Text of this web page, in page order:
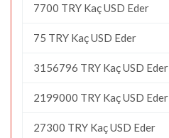
7700 TRY Kaç USD Eder
75 TRY Kaç USD Eder
3156796 TRY Kaç USD Eder
2199000 TRY Kaç USD Eder
27300 TRY Kaç USD Eder